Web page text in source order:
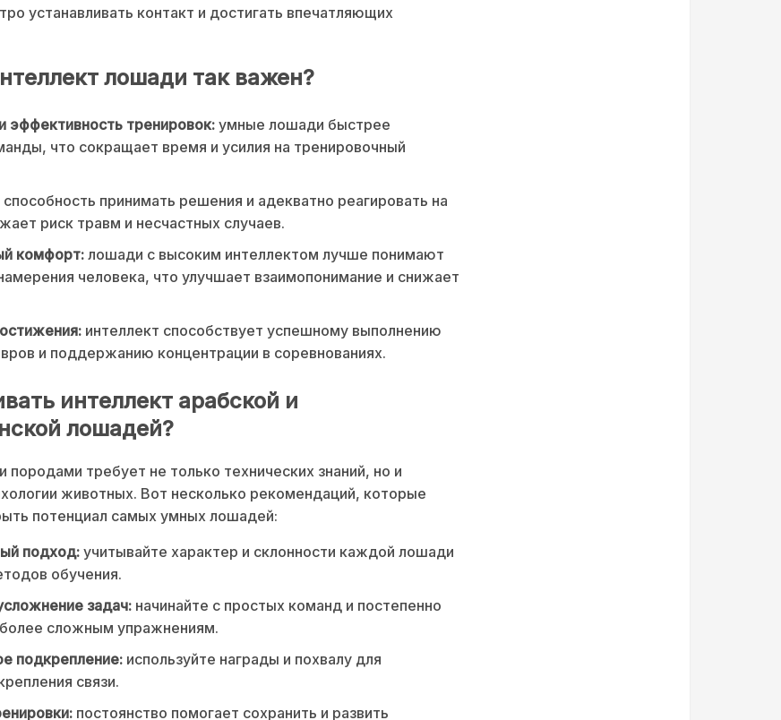
устанавливать контакт и достигать впечатляющих
лошади так важен?
эффективность тренировок: умные лошади быстрее
что сокращает время и усилия на тренировочный
способность принимать решения и адекватно реагировать на
риск травм и несчастных случаев.
комфорт:лошади с высоким интеллектом лучше понимают
человека, что улучшает взаимопонимание и снижает
интеллект способствует успешному выполнению
и поддержанию концентрации в соревнованиях.
интеллект арабской и
лошадей?
породами требует не только технических знаний, но и
животных. Вот несколько рекомендаций, которые
потенциал самых умных лошадей:
подход: учитывайте характер и склонности каждой лошади
обучения.
задач: начинайте с простых команд и постепенно
сложным упражнениям.
подкрепление: используйте награды и похвалу для
связи.
постоянство помогает сохранить и развить